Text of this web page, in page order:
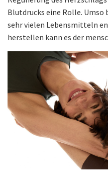
Blutdrucks eine Rolle. Umso
sehr vielen Lebensmitteln
herstellen kann es der